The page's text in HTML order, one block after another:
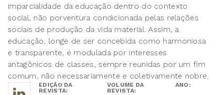
imparcialidade da educação dentro do contexto
social, não porventura condicionada pelas relações
sociais de produção da vida material. Assim, a
educação, longe de ser concebida como harmoniosa
e transparente, é modulada por interesses
antagônicos de classes, sempre reunidas por um fim
comum, não necessariamente e coletivamente nobre.
EDIÇÃO DA
REVISTA:
VOLUME DA
REVISTA:
ANO: